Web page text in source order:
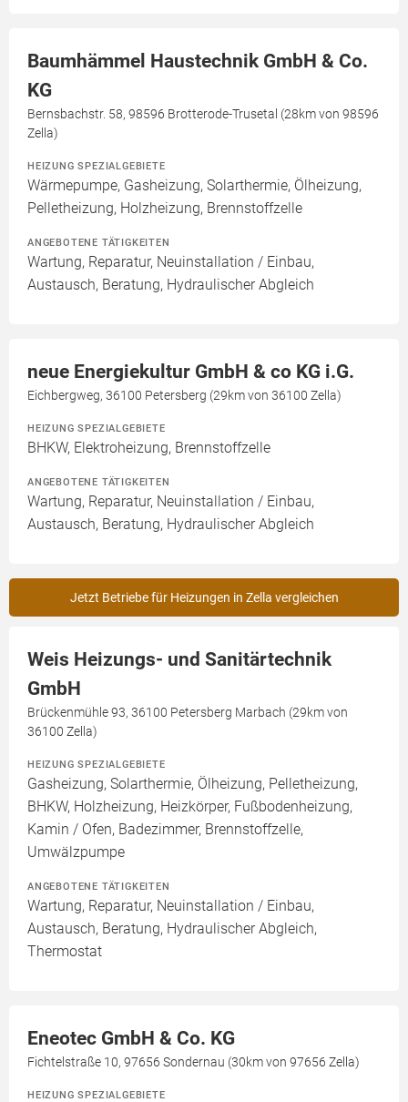
Baumhämmel Haustechnik GmbH & Co.
KG
Bernsbachstr. 58, 98596 Brotterode-Trusetal (28km von 98596
Zella)
HEIZUNG SPEZIALGEBIETE
Wärmepumpe, Gasheizung, Solarthermie, Ölheizung,
Pelletheizung, Holzheizung, Brennstoffzelle
ANGEBOTENE TÄTIGKEITEN
Wartung, Reparatur, Neuinstallation / Einbau,
Austausch, Beratung, Hydraulischer Abgleich
neue Energiekultur GmbH & co KG i.G.
Eichbergweg, 36100 Petersberg (29km von 36100 Zella)
HEIZUNG SPEZIALGEBIETE
BHKW, Elektroheizung, Brennstoffzelle
ANGEBOTENE TÄTIGKEITEN
Wartung, Reparatur, Neuinstallation / Einbau,
Austausch, Beratung, Hydraulischer Abgleich
Jetzt Betriebe für Heizungen in Zella vergleichen
Weis Heizungs- und Sanitärtechnik
GmbH
Brückenmühle 93, 36100 Petersberg Marbach (29km von
36100 Zella)
HEIZUNG SPEZIALGEBIETE
Gasheizung, Solarthermie, Ölheizung, Pelletheizung,
BHKW, Holzheizung, Heizkörper, Fußbodenheizung,
Kamin / Ofen, Badezimmer, Brennstoffzelle,
Umwälzpumpe
ANGEBOTENE TÄTIGKEITEN
Wartung, Reparatur, Neuinstallation / Einbau,
Austausch, Beratung, Hydraulischer Abgleich,
Thermostat
Eneotec GmbH & Co. KG
Fichtelstraße 10, 97656 Sondernau (30km von 97656 Zella)
HEIZUNG SPEZIALGEBIETE